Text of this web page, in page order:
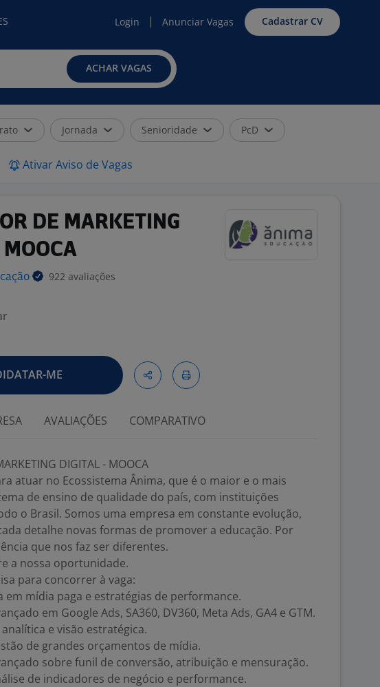
Login Anunciar Vagas Cadastrar CV
ACHAR VAGAS
Jornada Senioridade PcD
Ativar Aviso de Vagas
DE MARKETING
922 avaliações
ME
AVALIAÇÕES COMPARATIVO
DIGITAL - MOOCA
atuar no Ecossistema Ânima, que é o maior e o mais
de ensino de qualidade do país, com instituições
o Brasil. Somos uma empresa em constante evolução,
detalhe novas formas de promover a educação. Por
que nos faz ser diferentes.
a nossa oportunidade.
para concorrer à vaga:
em mídia paga e estratégias de performance.
em Google Ads, SA360, DV360, Meta Ads, GA4 e GTM.
e visão estratégica.
de grandes orçamentos de mídia.
sobre funil de conversão, atribuição e mensuração.
de indicadores de negócio e performance.